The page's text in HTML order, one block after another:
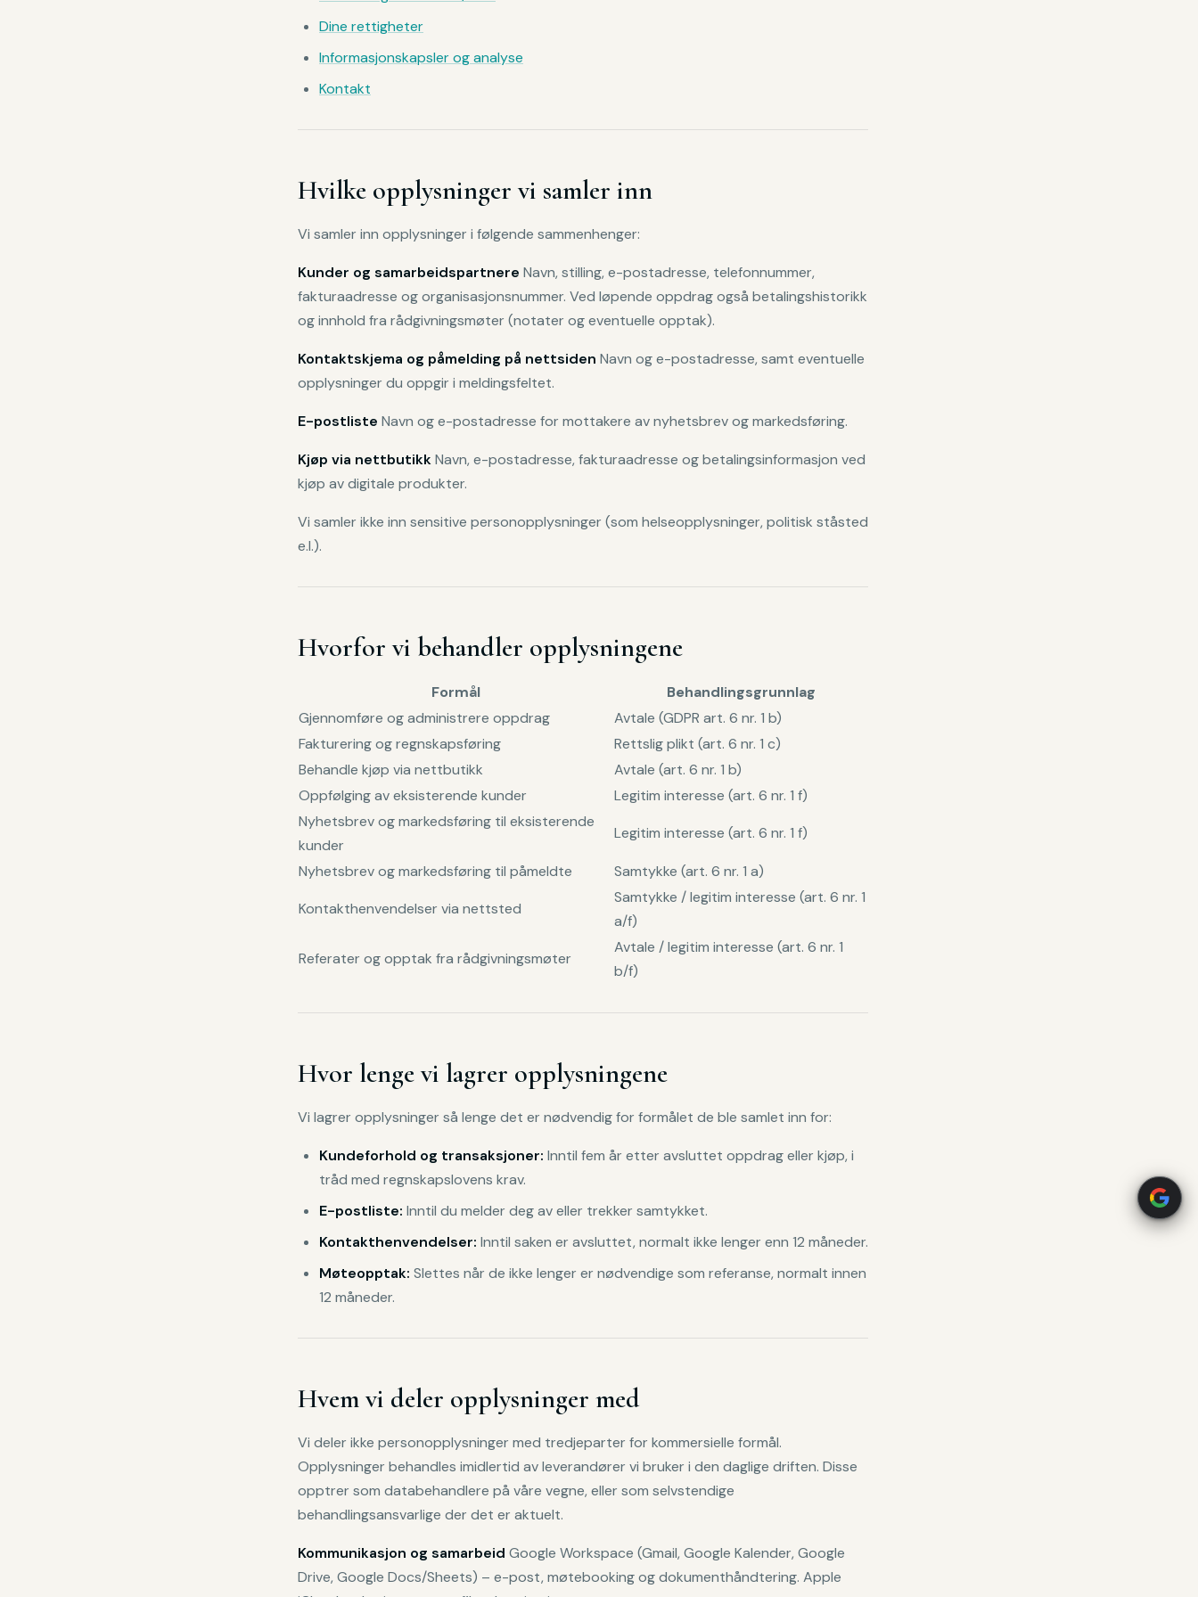
Dine rettigheter
Informasjonskapsler og analyse
Kontakt
Hvilke opplysninger vi samler inn
Vi samler inn opplysninger i følgende sammenhenger:
Kunder og samarbeidspartnere Navn, stilling, e-postadresse, telefonnummer,
fakturaadresse og organisasjonsnummer. Ved løpende oppdrag også betalingshistorikk
og innhold fra rådgivningsmøter (notater og eventuelle opptak).
Kontaktskjema og påmelding på nettsiden Navn og e-postadresse, samt eventuelle
opplysninger du oppgir i meldingsfeltet.
E-postliste Navn og e-postadresse for mottakere av nyhetsbrev og markedsføring.
Kjøp via nettbutikkNavn, e-postadresse, fakturaadresse og betalingsinformasjon ved
kjøp av digitale produkter.
Vi samler ikke inn sensitive personopplysninger (som helseopplysninger, politisk ståsted
e.l.).
Hvorfor vi behandler opplysningene
Formål
Behandlingsgrunnlag
Gjennomføre og administrere oppdrag
Avtale (GDPR art. 6 nr. 1 b)
Fakturering og regnskapsføring
Rettslig plikt (art. 6 nr. 1 c)
Behandle kjøp via nettbutikk
Avtale (art. 6 nr. 1 b)
Oppfølging av eksisterende kunder
Legitim interesse (art. 6 nr. 1 f)
Nyhetsbrev og markedsføring til eksisterende
kunder
Legitim interesse (art. 6 nr. 1 f)
Nyhetsbrev og markedsføring til påmeldte
Samtykke (art. 6 nr. 1 a)
Kontakthenvendelser via nettsted
Samtykke / legitim interesse (art. 6 nr. 1
a/f)
Referater og opptak fra rådgivningsmøter
Avtale / legitim interesse (art. 6 nr. 1
b/f)
Hvor lenge vi lagrer opplysningene
Vi lagrer opplysninger så lenge det er nødvendig for formålet de ble samlet inn for:
Kundeforhold og transaksjoner: Inntil fem år etter avsluttet oppdrag eller kjøp, i
tråd med regnskapslovens krav.
E-postliste: Inntil du melder deg av eller trekker samtykket.
Kontakthenvendelser: Inntil saken er avsluttet, normalt ikke lenger enn 12 måneder.
Møteopptak: Slettes når de ikke lenger er nødvendige som referanse, normalt innen
12 måneder.
Hvem vi deler opplysninger med
Vi deler ikke personopplysninger med tredjeparter for kommersielle formål.
Opplysninger behandles imidlertid av leverandører vi bruker i den daglige driften. Disse
opptrer som databehandlere på våre vegne, eller som selvstendige
behandlingsansvarlige der det er aktuelt.
Kommunikasjon og samarbeid Google Workspace (Gmail, Google Kalender, Google
Drive, Google Docs/Sheets) – e-post, møtebooking og dokumenthåndtering. Apple